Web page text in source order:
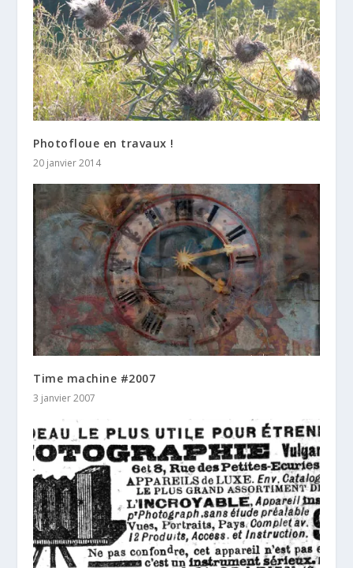
Photofloue en travaux !
20 janvier 2014
Time machine #2007
3 janvier 2007